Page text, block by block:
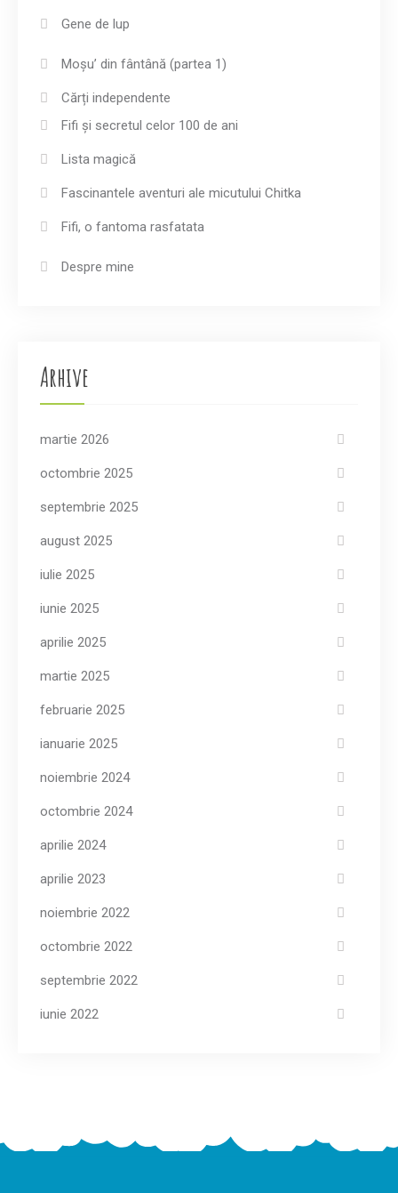
Gene de lup
Moșu’ din fântână (partea 1)
Cărți independente
Fifi și secretul celor 100 de ani
Lista magică
Fascinantele aventuri ale micutului Chitka
Fifi, o fantoma rasfatata
Despre mine
Arhive
martie 2026
octombrie 2025
septembrie 2025
august 2025
iulie 2025
iunie 2025
aprilie 2025
martie 2025
februarie 2025
ianuarie 2025
noiembrie 2024
octombrie 2024
aprilie 2024
aprilie 2023
noiembrie 2022
octombrie 2022
septembrie 2022
iunie 2022